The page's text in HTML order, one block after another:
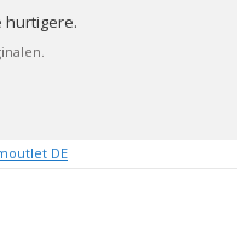
hurtigere.
DE